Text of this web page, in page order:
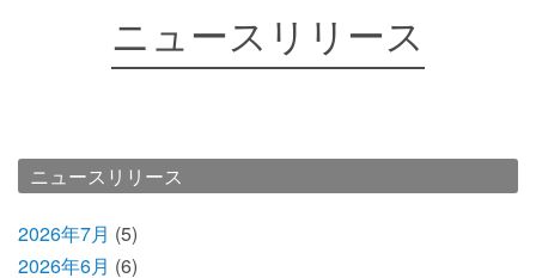
ニュースリリース
ニュースリリース
2026年7月 (5)
2026年6月 (6)